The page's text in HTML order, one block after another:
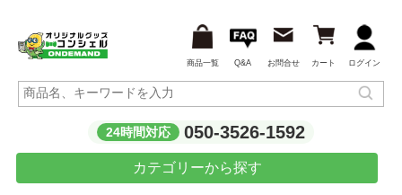
商品一覧 Q&A お問合せ カート ログイン
24時間対応 050-3526-1592
カテゴリーから探す